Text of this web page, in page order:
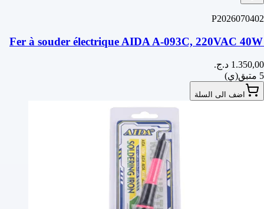
P2026070402
Fer à souder électrique AIDA A-093C, 220VAC 40W
5 متبق(ي)
اضف الى السلة